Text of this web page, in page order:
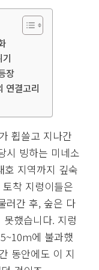
장
연결고리
휩쓸고 지나간
시 빙하는 미네소
호 지역까지 깊숙
착 지렁이들은
러간 후, 숲은 다
했습니다. 지렁
에 불과했
동안에도 이 지